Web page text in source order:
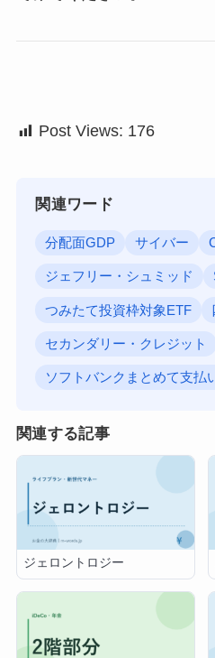
Post Views: 176
関連ワード
分配面GDP サイバー
ジェフリー・シュミッド
つみたて投資枠対象ETF
セカンダリー・クレジット
ソフトバンクまとめて支払
関連する記事
ジェロントロジー